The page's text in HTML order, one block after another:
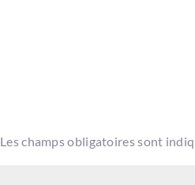
Les champs obligatoires sont